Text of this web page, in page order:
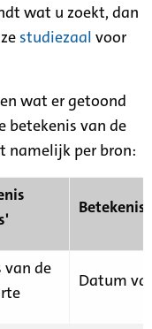
wat u zoekt, dan
studiezaal voor
wat er getoond
betekenis van de
namelijk per bron:
van de
Datum